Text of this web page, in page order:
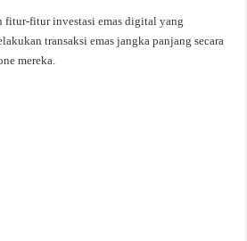
fitur investasi emas digital yang
transaksi emas jangka panjang secara
mereka.